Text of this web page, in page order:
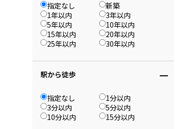
指定なし
新築
1年以内
3年以内
5年以内
10年以内
15年以内
20年以内
25年以内
30年以内
駅から徒歩
指定なし
1分以内
3分以内
5分以内
10分以内
15分以内